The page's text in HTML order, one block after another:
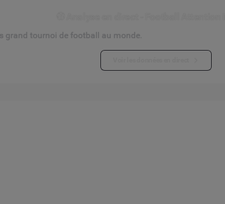
grand tournoi de football au monde.